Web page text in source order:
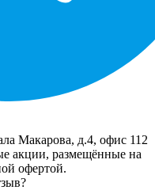
Макарова, д.4, офис 112
акции, размещённые на
офертой.